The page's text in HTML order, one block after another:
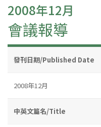
2008年12月
會議報導
發刊日期/Published Date
2008年12月
中英文篇名/Title